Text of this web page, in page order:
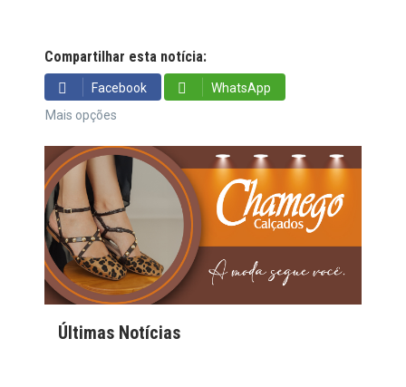
Compartilhar esta notícia:
Facebook
WhatsApp
Mais opções
Últimas Notícias